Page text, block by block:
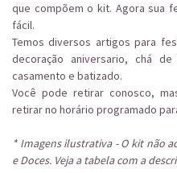
que compõem o kit. Agora sua
fácil.
Temos diversos artigos para
decoração aniversario, chá
casamento e batizado.
Você pode retirar conosco,
retirar no horário programado
* Imagens ilustrativa - O kit não
e Doces. Veja a tabela com a